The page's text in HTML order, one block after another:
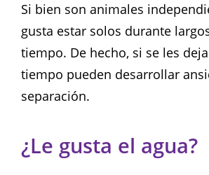
Si bien son animales
gusta estar solos durante
tiempo. De hecho, si se les
tiempo pueden desarrollar
separación.
¿Le gusta el agua?